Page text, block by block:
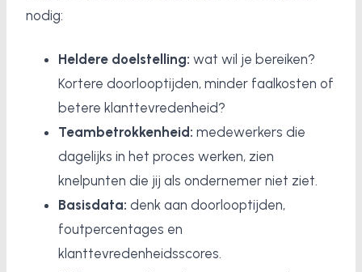
nodig:
Heldere doelstelling: wat wil je bereiken?
Kortere doorlooptijden, minder faalkosten of
betere klanttevredenheid?
Teambetrokkenheid: medewerkers die
dagelijks in het proces werken, zien
knelpunten die jij als ondernemer niet ziet.
Basisdata: denk aan doorlooptijden,
foutpercentages en
klanttevredenheidsscores.